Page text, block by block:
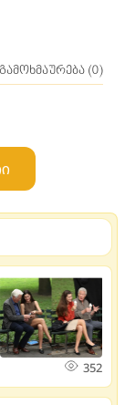
გამოხმაურება (0)
352